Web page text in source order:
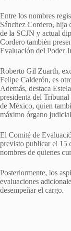
Entre los nombres
Sánchez Cordero, hija
de la SCJN y actual
Cordero también
Evaluación del Poder
Roberto Gil Zuarth,
Felipe Calderón, es
Además, destaca
presidenta del
de México, quien
máximo órgano
El Comité de
previsto publicar el 15
nombres de quienes
Posteriormente, los
evaluaciones
desempeñar el cargo.